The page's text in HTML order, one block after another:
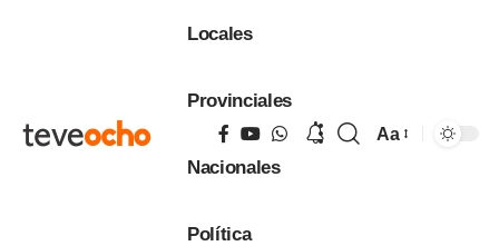
Locales
Provinciales
Nacionales
Política
Aa